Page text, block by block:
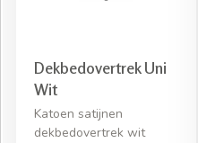
Dekbedovertrek Uni
Wit
Katoen satijnen
dekbedovertrek wit